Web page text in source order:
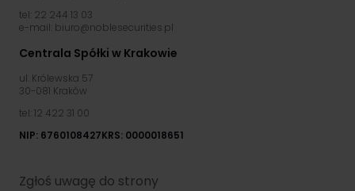
tel: 22 244 13 03
e-mail: biuro@noblesecurities.pl
Centrala Spółki w Krakowie
ul. Królewska 57
30-081 Kraków
tel: 12 422 31 00
NIP: 6760108427KRS: 0000018651
Zgłoś uwagę do strony